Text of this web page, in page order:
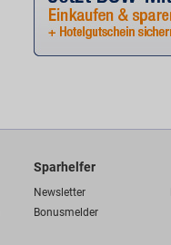
Sparhelfer
Newsletter
Bonusmelder